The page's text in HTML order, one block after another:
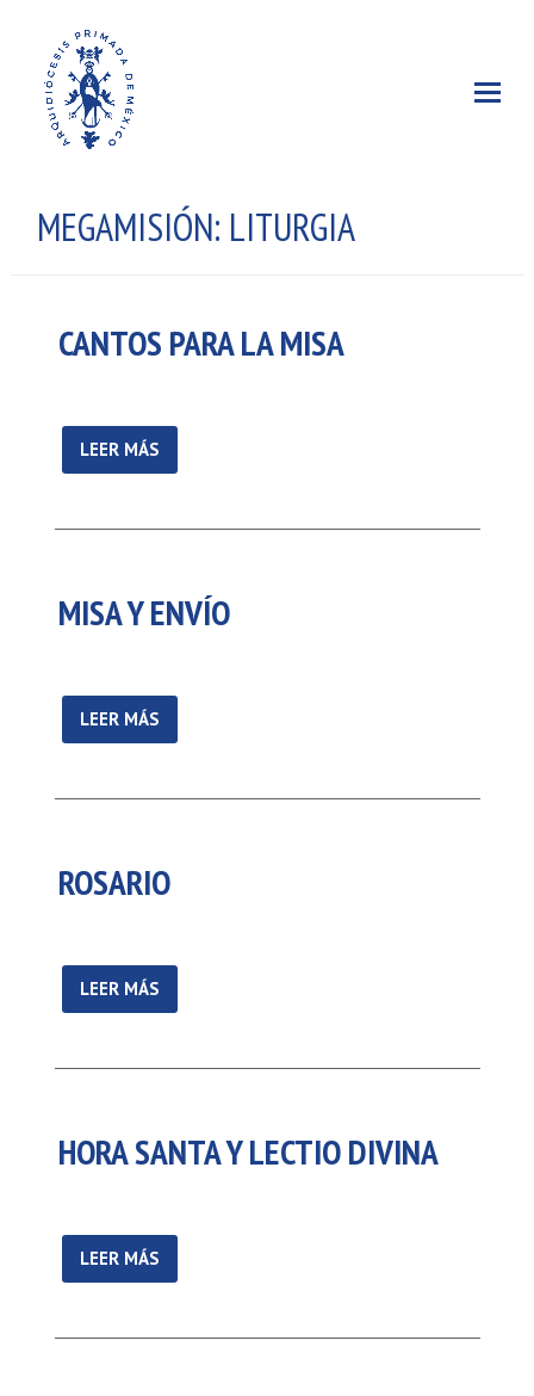
MEGAMISIÓN: LITURGIA
CANTOS PARA LA MISA
LEER MÁS
MISA Y ENVÍO
LEER MÁS
ROSARIO
LEER MÁS
HORA SANTA Y LECTIO DIVINA
LEER MÁS